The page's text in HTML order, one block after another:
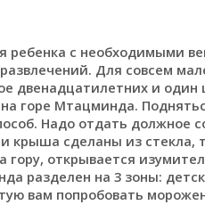
ребенка с необходимыми
Для совсем
двенадцатилетних и
горе Мтацминда.
Надо отдать должное
и крыша сделаны из
гору, открывается
разделен на 3 зоны:
вам попробовать